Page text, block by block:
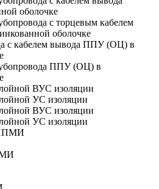
оболочке
с торцевым кабелем
оболочке
с кабелем вывода ППУ (ОЦ) в
ППУ (ОЦ) в
ВУС изоляции
УС изоляции
ВУС изоляции
УС изоляции